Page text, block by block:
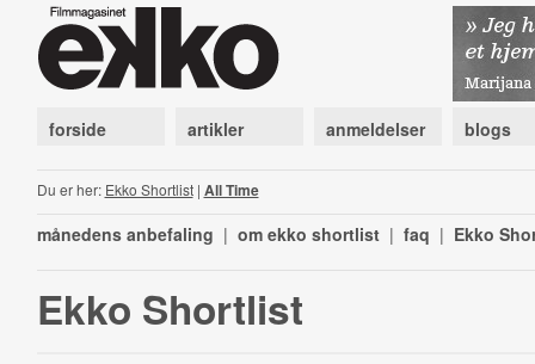
forside artikler anmeldelser blogs
Du er her: Ekko Shortlist| All Time
månedens anbefaling | om ekko shortlist | faq | Ekko
Ekko Shortlist